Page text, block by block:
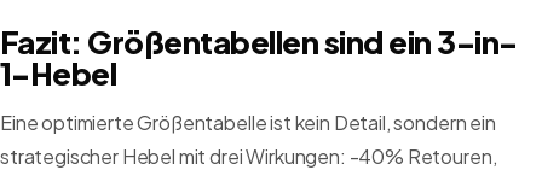
Fazit: Größentabellen sind ein 3-in-
1-Hebel
Eine optimierte Größentabelle ist kein Detail, sondern ein
strategischer Hebel mit drei Wirkungen: -40% Retouren,